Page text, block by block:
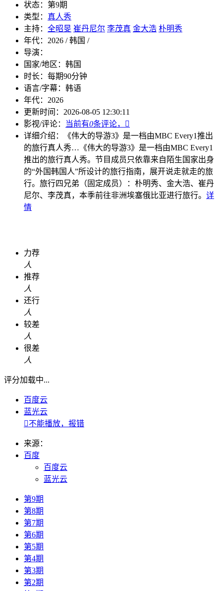
状态： 第9期
类型： 真人秀
主持： 全昭旻 崔丹尼尔 李茂真 金大浩 朴明秀
年代： 2026 / 韩国 /
导演：
国家/地区： 韩国
时长： 每期90分钟
语言/字幕： 韩语
年代： 2026
更新时间： 2026-08-05 12:30:11
影视/评论：
当前有0条评论，

详细介绍：
《伟大的导游3》是一档由MBC Every1推出
的旅行真人秀… 《伟大的导游3》是一档由MBC Every1
推出的旅行真人秀。节目成员只依靠来自陌生国家出身
的“外国韩国人”所设计的旅行指南，展开说走就走的旅
行。旅行四兄弟（固定成员）：朴明秀、金大浩、崔丹
尼尔、李茂真，本季前往非洲埃塞俄比亚进行旅行。 详
情
力荐
人
推荐
人
还行
人
较差
人
很差
人
评分加载中...
百度云
蓝光云
不能播放，报错
来源：
百度
百度云
蓝光云
第9期
第8期
第7期
第6期
第5期
第4期
第3期
第2期